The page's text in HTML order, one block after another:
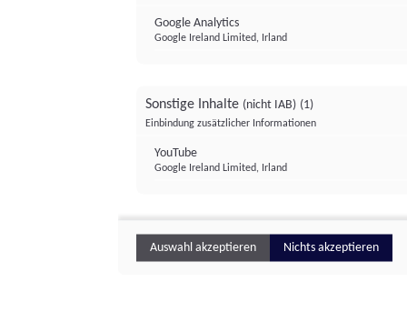
Google Analytics
Google Ireland Limited, Irland
Sonstige Inhalte (nicht IAB) (1)
Einbindung zusätzlicher Informationen
YouTube
Google Ireland Limited, Irland
Auswahl akzeptieren Nichts akzeptieren